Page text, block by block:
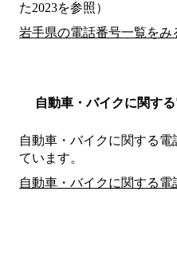
た2023を参照）
岩手県の電話番号一覧をみ
自動車・バイクに関す
自動車・バイクに関する電
ています。
自動車・バイクに関する電